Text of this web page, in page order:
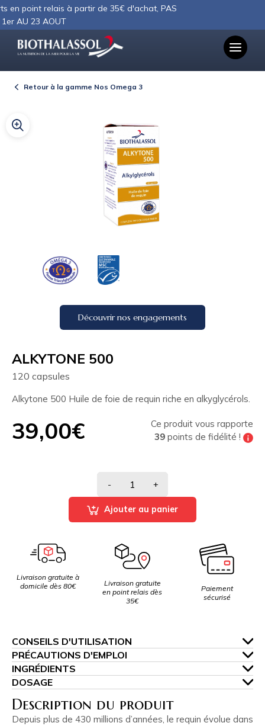
relais à partir de 35€ d'achat, PAS
23 AOUT
LA NUTRITION DE LA MER POUR LA VIE
Retour à la gamme Nos Omega 3
Découvrir nos engagements
ALKYTONE 500
120 capsules
Alkytone 500 Huile de foie de requin riche en alkyglycérols.
39,00€
Ce produit vous rapporte
39points de fidélité !
- +
Ajouter au panier
Livraison gratuite à
domicile dès 80€
Livraison gratuite
en point relais dès
35€
Paiement
sécurisé
CONSEILS D'UTILISATION
PRÉCAUTIONS D'EMPLOI
INGRÉDIENTS
DOSAGE
Description du produit
Depuis plus de 430 millions d’années, le requin évolue dans
Panneau de gestion des cookies